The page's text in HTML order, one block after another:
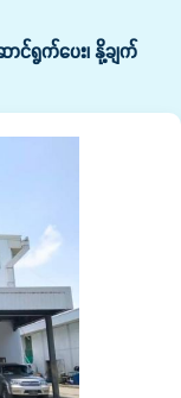
ာင်ရွက်ပေး၊ နို့ချက်